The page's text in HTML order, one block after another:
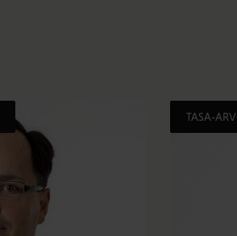
TASA-